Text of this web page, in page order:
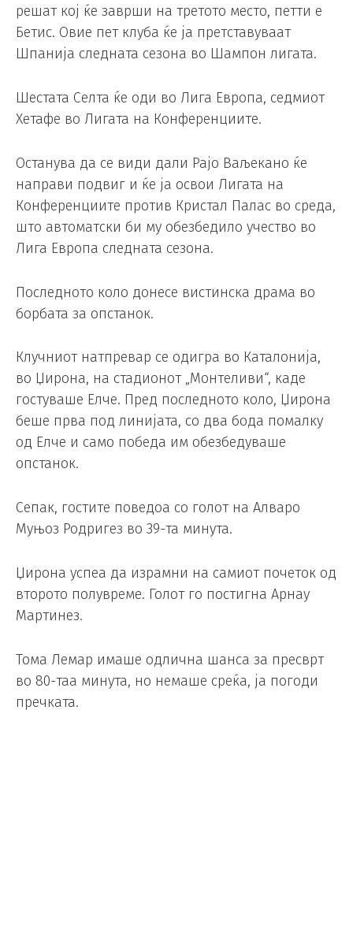
решат кој ќе заврши на третото место, петти е
Бетис. Овие пет клуба ќе ја претставуваат
Шпанија следната сезона во Шампон лигата.
Шестата Селта ќе оди во Лига Европа, седмиот
Хетафе во Лигата на Конференциите.
Останува да се види дали Рајо Ваљекано ќе
направи подвиг и ќе ја освои Лигата на
Конференциите против Кристал Палас во среда,
што автоматски би му обезбедило учество во
Лига Европа следната сезона.
Последното коло донесе вистинска драма во
борбата за опстанок.
Клучниот натпревар се одигра во Каталонија,
во Џирона, на стадионот „Монтеливи“, каде
гостуваше Елче. Пред последното коло, Џирона
беше прва под линијата, со два бода помалку
од Елче и само победа им обезбедуваше
опстанок.
Сепак, гостите поведоа со голот на Алваро
Муњоз Родригез во 39-та минута.
Џирона успеа да израмни на самиот почеток од
второто полувреме. Голот го постигна Арнау
Мартинез.
Тома Лемар имаше одлична шанса за пресврт
во 80-таа минута, но немаше среќа, ја погоди
пречката.